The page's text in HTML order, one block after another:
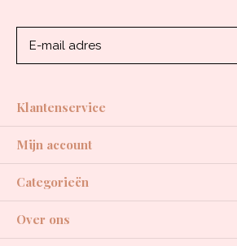
Klantenservice
Mijn account
Categorieën
Over ons